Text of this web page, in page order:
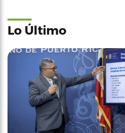
Lo Último